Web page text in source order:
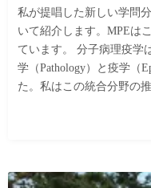
私が提唱した新しい学問
いて紹介します。MPEは
ています。 分子病理疫学
学（Pathology）と疫学（
た。私はこの統合分野の